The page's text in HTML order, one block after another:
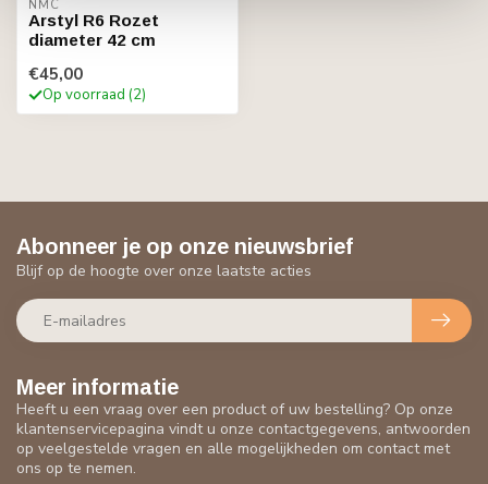
NMC
Arstyl R6 Rozet
diameter 42 cm
€45,00
Op voorraad (2)
Meer informatie
Heeft u een vraag over een product of uw bestelling? Op onze
klantenservicepagina vindt u onze contactgegevens, antwoorden
op veelgestelde vragen en alle mogelijkheden om contact met
ons op te nemen.
Abonneer je op onze nieuwsbrief
Blijf op de hoogte over onze laatste acties